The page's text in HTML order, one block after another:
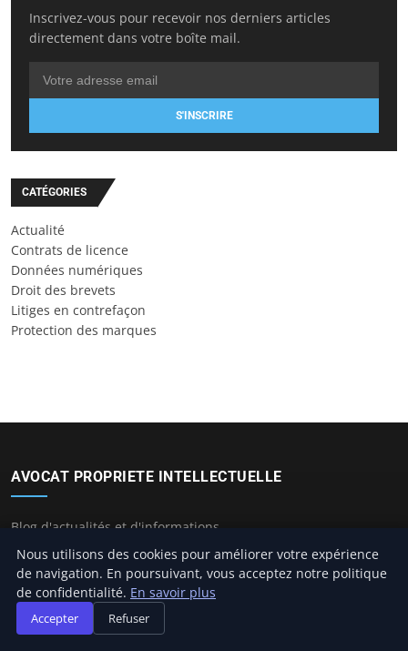
Inscrivez-vous pour recevoir nos derniers articles
directement dans votre boîte mail.
S'INSCRIRE
CATÉGORIES
Actualité
Contrats de licence
Données numériques
Droit des brevets
Litiges en contrefaçon
Protection des marques
AVOCAT PROPRIETE INTELLECTUELLE
Blog d'actualités et d'informations
CATÉGORIES
Nous utilisons des cookies pour améliorer votre expérience
de navigation. En poursuivant, vous acceptez notre politique
de confidentialité. En savoir plus
Accepter Refuser